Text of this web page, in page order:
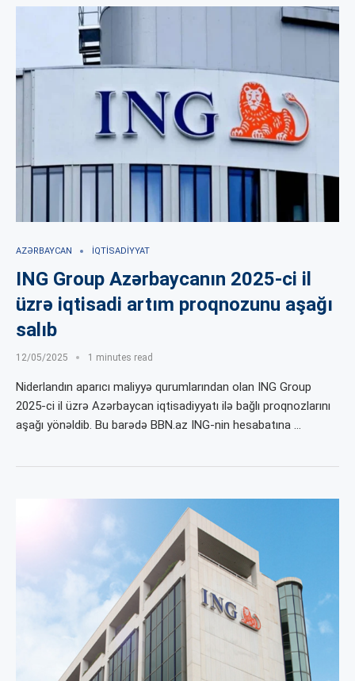
AZƏRBAYCAN İQTISADIYYAT
ING Group Azərbaycanın 2025-ci il
üzrə iqtisadi artım proqnozunu aşağı
salıb
12/05/2025 1 minutes read
Niderlandın aparıcı maliyyə qurumlarından olan ING Group
2025-ci il üzrə Azərbaycan iqtisadiyyatı ilə bağlı proqnozlarını
aşağı yönəldib. Bu barədə BBN.az ING-nin hesabatına …